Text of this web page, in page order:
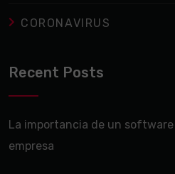
CORONAVIRUS
Recent Posts
La importancia de un software
empresa